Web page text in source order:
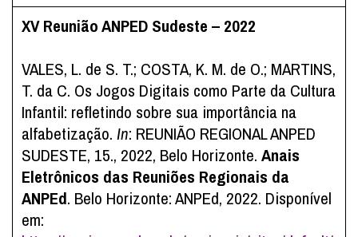
XV Reunião ANPED Sudeste – 2022
VALES, L. de S. T.; COSTA, K. M. de O.; MARTINS,
T. da C. Os Jogos Digitais como Parte da Cultura
Infantil: refletindo sobre sua importância na
alfabetização. In: REUNIÃO REGIONAL ANPED
SUDESTE, 15., 2022, Belo Horizonte. Anais
Eletrônicos das Reuniões Regionais da
ANPEd. Belo Horizonte: ANPEd, 2022. Disponível
em: